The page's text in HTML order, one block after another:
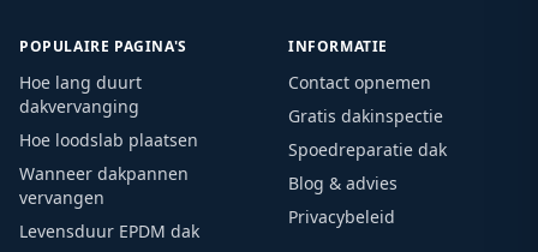
POPULAIRE PAGINA'S
Hoe lang duurt
dakvervanging
Hoe loodslab plaatsen
Wanneer dakpannen
vervangen
Levensduur EPDM dak
INFORMATIE
Contact opnemen
Gratis dakinspectie
Spoedreparatie dak
Blog & advies
Privacybeleid